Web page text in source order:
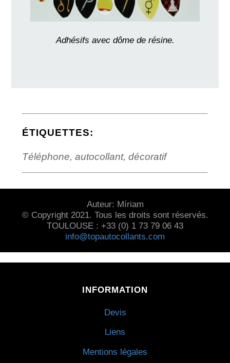
Adhésifs avec dôme de résine.
ÉTIQUETTES:
Téléphone, autocollant, décoratif
Auteur: Míriam
© Copyright 2021. Tous les droits sont réservés.
TOULOUSE : +33 (0) 1 73 79 06 43
info@topautocollants.com
INFORMATION
Devis
Liens
Mentions légales